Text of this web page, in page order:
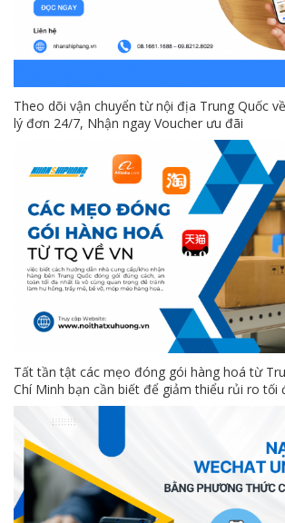
Theo dõi vận chuyển từ nội địa Trung Quốc
lý đơn 24/7, Nhận ngay Voucher ưu đãi
Tất tần tật các mẹo đóng gói hàng hoá từ
Chí Minh bạn cần biết để giảm thiểu rủi ro tối